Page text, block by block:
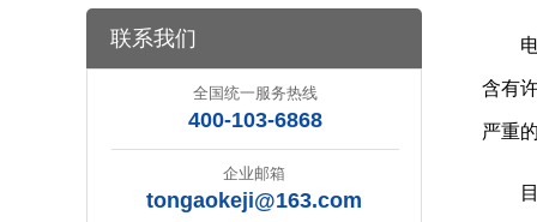
联系我们
全国统一服务热线
400-103-6868
企业邮箱
tongaokeji@163.com
含有
严重